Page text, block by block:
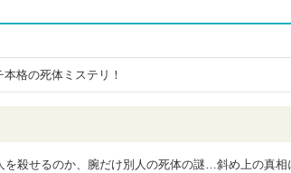
格の死体ミステリ！
を殺せるのか、腕だけ別人の死体の謎…斜め上の真相